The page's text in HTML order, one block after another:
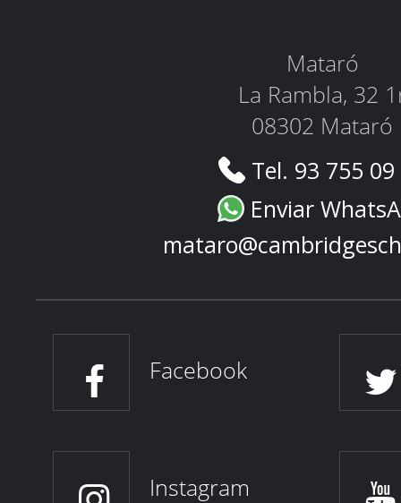
Mataró
La Rambla, 32
08302 Mataró
Tel. 93 755
Enviar
Facebook
Instagram